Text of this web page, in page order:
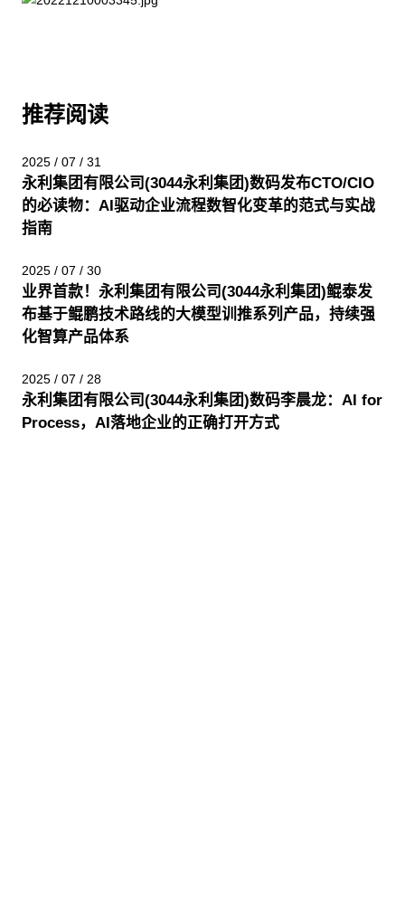
推荐阅读
2025 / 07 / 31
永利集团有限公司(3044永利集团)数码发布CTO/CIO
的必读物：AI驱动企业流程数智化变革的范式与实战
指南
2025 / 07 / 30
业界首款！永利集团有限公司(3044永利集团)鲲泰发
布基于鲲鹏技术路线的大模型训推系列产品，持续强
化智算产品体系
2025 / 07 / 28
永利集团有限公司(3044永利集团)数码李晨龙：AI for
Process，AI落地企业的正确打开方式